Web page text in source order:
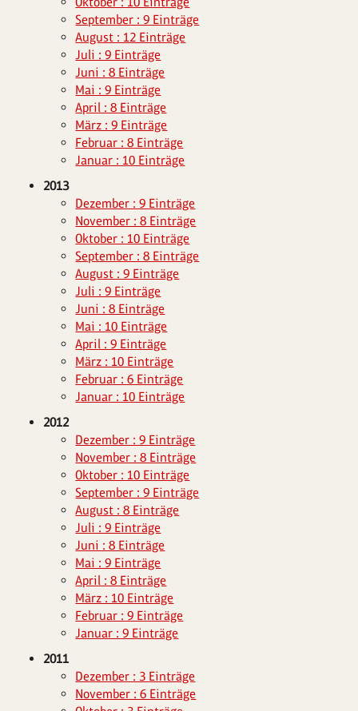
September : 9 Einträge
August : 12 Einträge
Juli : 9 Einträge
Juni : 8 Einträge
Mai : 9 Einträge
April : 8 Einträge
März : 9 Einträge
Februar : 8 Einträge
Januar : 10 Einträge
2013
Dezember : 9 Einträge
November : 8 Einträge
Oktober : 10 Einträge
September : 8 Einträge
August : 9 Einträge
Juli : 9 Einträge
Juni : 8 Einträge
Mai : 10 Einträge
April : 9 Einträge
März : 10 Einträge
Februar : 6 Einträge
Januar : 10 Einträge
2012
Dezember : 9 Einträge
November : 8 Einträge
Oktober : 10 Einträge
September : 9 Einträge
August : 8 Einträge
Juli : 9 Einträge
Juni : 8 Einträge
Mai : 9 Einträge
April : 8 Einträge
März : 10 Einträge
Februar : 9 Einträge
Januar : 9 Einträge
2011
Dezember : 3 Einträge
November : 6 Einträge